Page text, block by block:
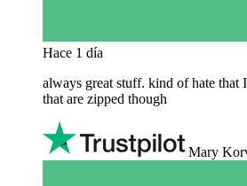
Hace 1 día
always great stuff. kind of hate that
that are zipped though
Mary